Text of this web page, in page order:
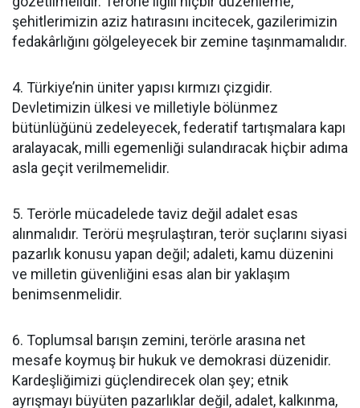
şehitlerimizin aziz hatırasını incitecek, gazilerimizin
fedakârlığını gölgeleyecek bir zemine taşınmamalıdır.
4. Türkiye’nin üniter yapısı kırmızı çizgidir.
Devletimizin ülkesi ve milletiyle bölünmez
bütünlüğünü zedeleyecek, federatif tartışmalara kapı
aralayacak, milli egemenliği sulandıracak hiçbir adıma
asla geçit verilmemelidir.
5. Terörle mücadelede taviz değil adalet esas
alınmalıdır. Terörü meşrulaştıran, terör suçlarını siyasi
pazarlık konusu yapan değil; adaleti, kamu düzenini
ve milletin güvenliğini esas alan bir yaklaşım
benimsenmelidir.
6. Toplumsal barışın zemini, terörle arasına net
mesafe koymuş bir hukuk ve demokrasi düzenidir.
Kardeşliğimizi güçlendirecek olan şey; etnik
ayrışmayı büyüten pazarlıklar değil, adalet, kalkınma,